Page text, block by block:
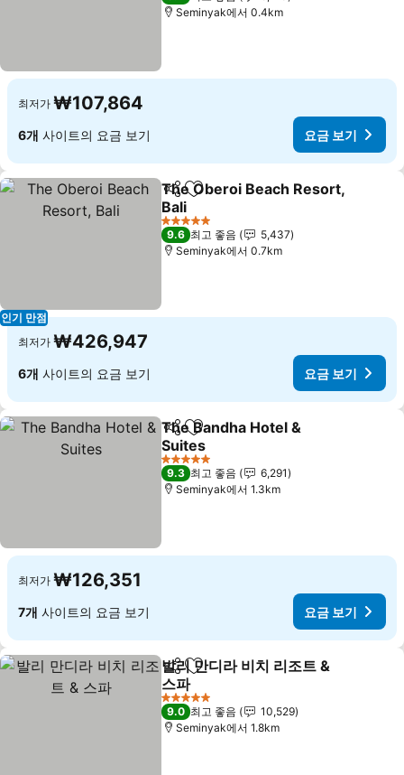
Seminyak에서 0.4km
최저가 ₩107,864
6개 사이트의 요금 보기 요금 보기
인기 만점
공유 즐겨찾기에 추가
The Oberoi Beach Resort,
Bali
요금 보기
5 성급
9.6 최고 좋음
5,437
Seminyak에서 0.7km
최저가 ₩426,947
6개 사이트의 요금 보기 요금 보기
공유 즐겨찾기에 추가
The Bandha Hotel &
Suites
요금 보기
5 성급
9.3 최고 좋음
6,291
Seminyak에서 1.3km
최저가 ₩126,351
7개 사이트의 요금 보기 요금 보기
공유 즐겨찾기에 추가
발리 만디라 비치 리조트 &
스파
요금 보기
5 성급
9.0 최고 좋음
10,529
Seminyak에서 1.8km